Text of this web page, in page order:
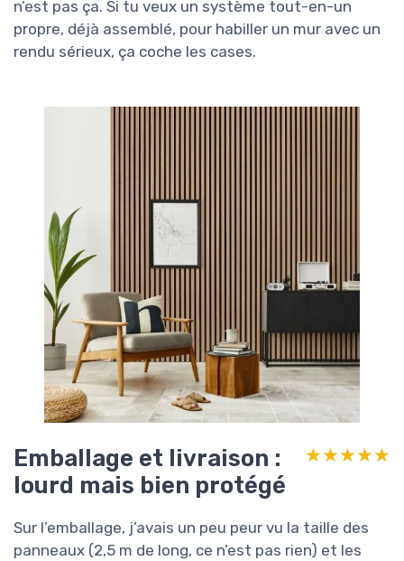
n’est pas ça. Si tu veux un système tout-en-un
propre, déjà assemblé, pour habiller un mur avec un
rendu sérieux, ça coche les cases.
Emballage et livraison :
lourd mais bien protégé
★★★★★
★★★★★
Sur l’emballage, j’avais un peu peur vu la taille des
panneaux (2,5 m de long, ce n’est pas rien) et les